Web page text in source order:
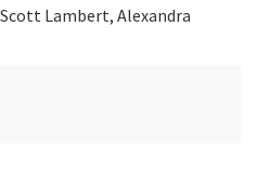
Lambert, Alexandra